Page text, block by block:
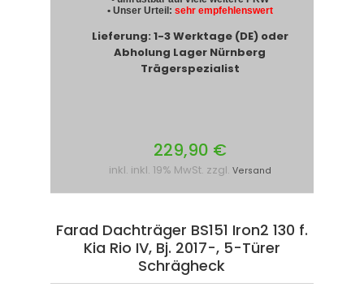
• Unser Urteil: sehr empfehlenswert
Lieferung: 1-3 Werktage (DE) oder
Abholung Lager Nürnberg
Trägerspezialist
229,90 €
inkl. inkl. 19% MwSt. zzgl. Versand
Farad Dachträger BS151 Iron2 130 f.
Kia Rio IV, Bj. 2017-, 5-Türer
Schrägheck